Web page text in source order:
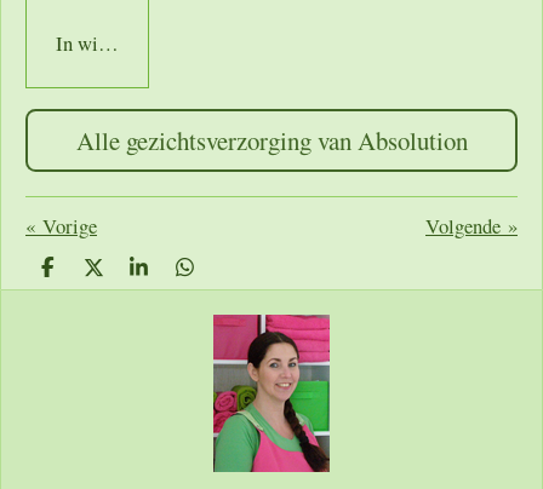
In winkelwagen
Alle gezichtsverzorging van Absolution
« Vorige Volgende »
D
e
D
e
S
h
D
e